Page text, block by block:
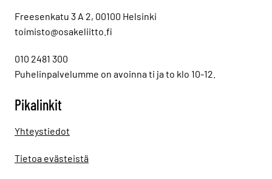
Freesenkatu 3 A 2, 00100 Helsinki
toimisto@osakeliitto.fi
010 2481 300
Puhelinpalvelumme on avoinna ti ja to klo 10-12.
Pikalinkit
Yhteystiedot
Tietoa evästeistä